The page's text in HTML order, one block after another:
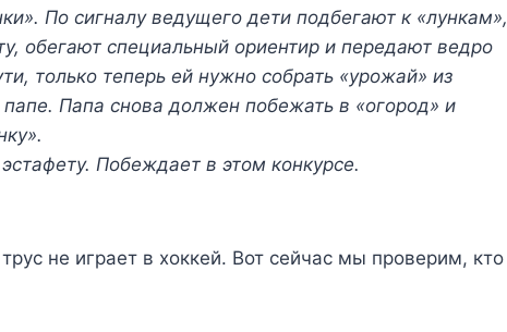
По сигналу ведущего дети подбегают к «лункам»,
обегают специальный ориентир и передают ведро
только теперь ей нужно собрать «урожай» из
Папа снова должен побежать в «огород» и
Побеждает в этом конкурсе.
не играет в хоккей. Вот сейчас мы проверим, кто